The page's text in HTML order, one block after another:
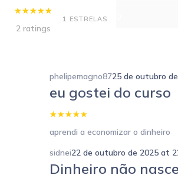
2 ratings
1 ESTRELAS
phelipemagno8725 de outubro
eu gostei do curso
aprendi a economizar o dinheiro
sidnei22 de outubro de 2025 at
Dinheiro não